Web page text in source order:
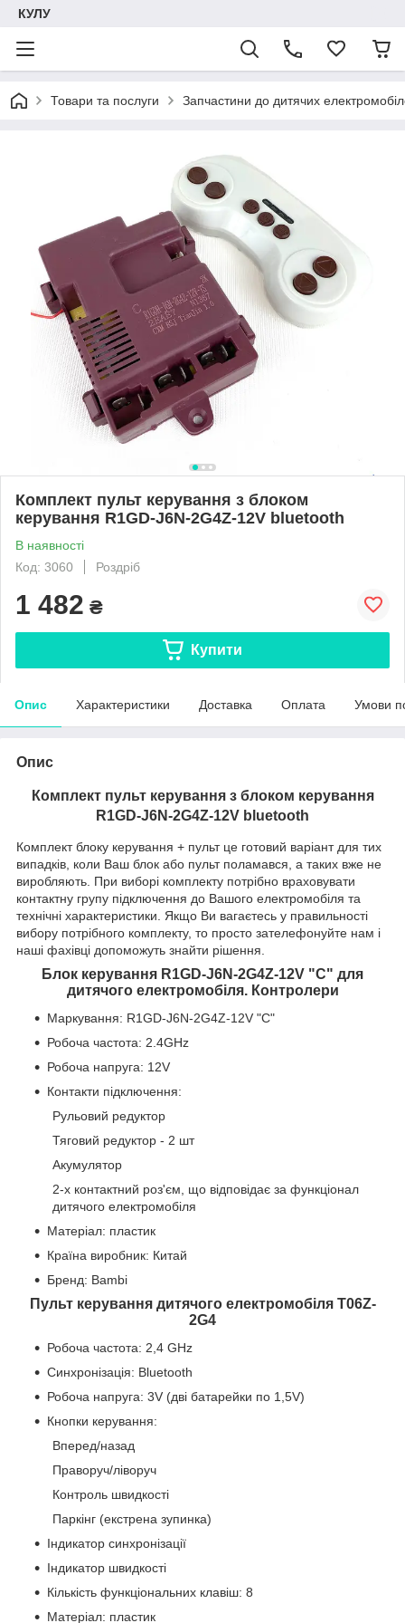
КУЛУ
Товари та послуги Запчастини до дитячих
Комплект пульт керування з блоком
керування R1GD-J6N-2G4Z-12V bluetooth
В наявності
Код: 3060
Роздріб
1 482 ₴
Купити
Опис Характеристики Доставка Оплата Умови
Опис
Комплект пульт керування з блоком керування
R1GD-J6N-2G4Z-12V bluetooth
Комплект блоку керування + пульт це готовий варіант для тих
випадків, коли Ваш блок або пульт поламався, а таких вже не
виробляють. При виборі комплекту потрібно враховувати
контактну групу підключення до Вашого електромобіля та
технічні характеристики. Якщо Ви вагаєтесь у правильності
вибору потрібного комплекту, то просто зателефонуйте нам і
наші фахівці допоможуть знайти рішення.
Блок керування R1GD-J6N-2G4Z-12V "С" для
дитячого електромобіля. Контролери
Маркування: R1GD-J6N-2G4Z-12V "С"
Робоча частота: 2.4GHz
Робоча напруга: 12V
Контакти підключення:
Рульовий редуктор
Тяговий редуктор - 2 шт
Акумулятор
2-х контактний роз'єм, що відповідає за функціонал
дитячого електромобіля
Матеріал: пластик
Країна виробник: Китай
Бренд: Bambi
Пульт керування дитячого електромобіля T06Z-
2G4
Робоча частота: 2,4 GHz
Синхронізація: Bluetooth
Робоча напруга: 3V (дві батарейки по 1,5V)
Кнопки керування:
Вперед/назад
Праворуч/ліворуч
Контроль швидкості
Паркінг (екстрена зупинка)
Індикатор синхронізації
Індикатор швидкості
Кількість функціональних клавіш: 8
Матеріал: пластик